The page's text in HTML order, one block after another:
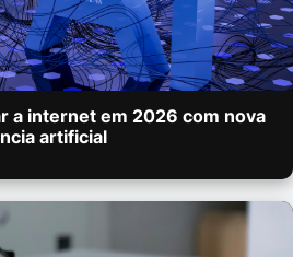
a internet em 2026 com nova
artificial